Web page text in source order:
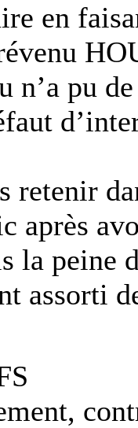
en
n’a pu
retenir
après
la peine
assorti